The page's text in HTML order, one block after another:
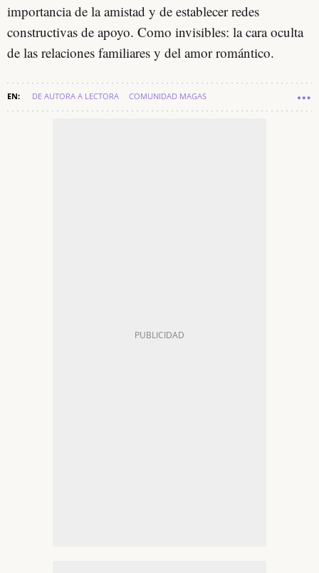
importancia de la amistad y de establecer redes
constructivas de apoyo. Como invisibles: la cara oculta
de las relaciones familiares y del amor romántico.
DE AUTORA A LECTORA COMUNIDAD MAGAS